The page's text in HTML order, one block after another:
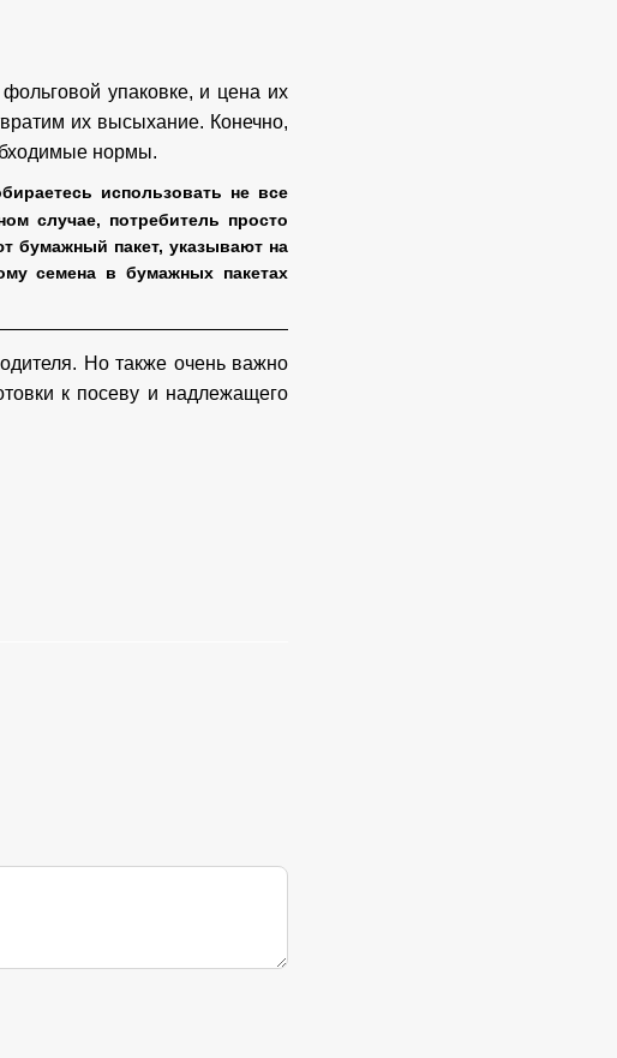
упаковке, и цена их
их высыхание. Конечно,
нормы.
использовать не все
случае, потребитель просто
бумажный пакет, указывают на
семена в бумажных пакетах
Но также очень важно
к посеву и надлежащего